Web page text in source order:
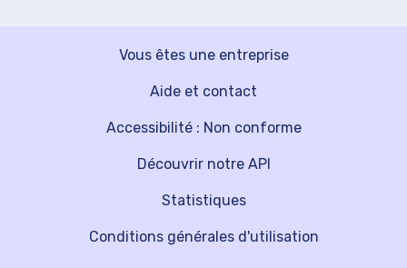
Vous êtes une entreprise
Découvrir notre API
Aide et contact
Statistiques
Accessibilité : Non conforme
Conditions générales d'utilisation